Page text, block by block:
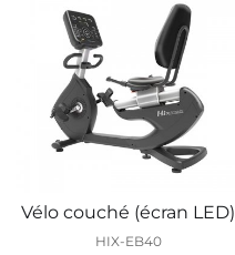
Vélo couché (écran LED)
HIX-EB40